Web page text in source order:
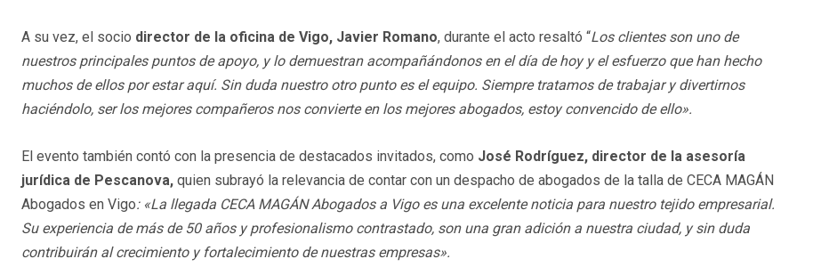
A su vez, el socio director de la oficina de Vigo, Javier Romano, durante el acto resaltó “Los clientes son uno de
nuestros principales puntos de apoyo, y lo demuestran acompañándonos en el día de hoy y el esfuerzo que han hecho
muchos de ellos por estar aquí. Sin duda nuestro otro punto es el equipo. Siempre tratamos de trabajar y divertirnos
haciéndolo, ser los mejores compañeros nos convierte en los mejores abogados, estoy convencido de ello».
El evento también contó con la presencia de destacados invitados, como José Rodríguez, director de la asesoría
jurídica de Pescanova, quien subrayó la relevancia de contar con un despacho de abogados de la talla de CECA MAGÁN
Abogados en Vigo: «La llegada CECA MAGÁN Abogados a Vigo es una excelente noticia para nuestro tejido empresarial.
Su experiencia de más de 50 años y profesionalismo contrastado, son una gran adición a nuestra ciudad, y sin duda
contribuirán al crecimiento y fortalecimiento de nuestras empresas».